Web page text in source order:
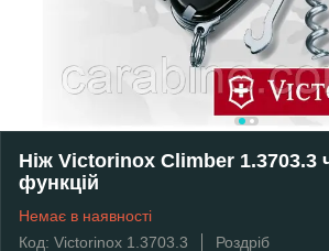
Ніж Victorinox Climber 1.3703.3
функцій
Немає в наявності
Код: Victorinox 1.3703.3
Роздріб